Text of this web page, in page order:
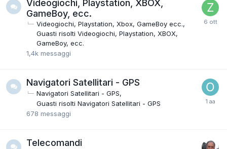
Videogiochi, Playstation, XBOX,
GameBoy, ecc.
Videogiochi, Playstation, Xbox, GameBoy ecc.
Guasti risolti Videogiochi, Playstation, XBOX,
GameBoy, ecc.
1,4k messaggi
Navigatori Satellitari - GPS
Navigatori Satellitari - GPS
Guasti risolti Navigatori Satellitari - GPS
678 messaggi
Telecomandi